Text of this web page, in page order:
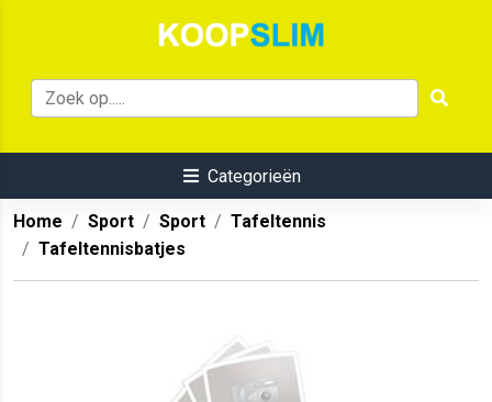
Categorieën
Home Sport Sport
Tafeltennis
Tafeltennisbatjes